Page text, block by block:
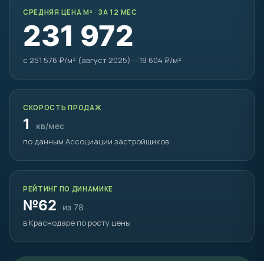
СРЕДНЯЯ ЦЕНА М² · ЗА 12 МЕС
231 972
с 251 576 ₽/м² (август 2025) · -19 604 ₽/м²
СКОРОСТЬ ПРОДАЖ
1 кв/мес
по данным Ассоциации застройщиков
РЕЙТИНГ ПО ДИНАМИКЕ
№62 из 78
в Краснодаре по росту цены